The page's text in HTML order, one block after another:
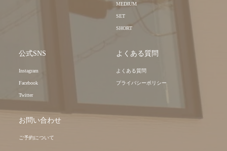
MEDIUM
SET
SHORT
公式SNS
Instagram
Facebook
Twitter
よくある質問
よくある質問
プライバシーポリシー
お問い合わせ
ご予約について